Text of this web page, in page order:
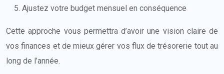
Ajustez votre budget mensuel en conséquence
Cette approche vous permettra d’avoir une vision claire de
vos finances et de mieux gérer vos flux de trésorerie tout au
long de l’année.